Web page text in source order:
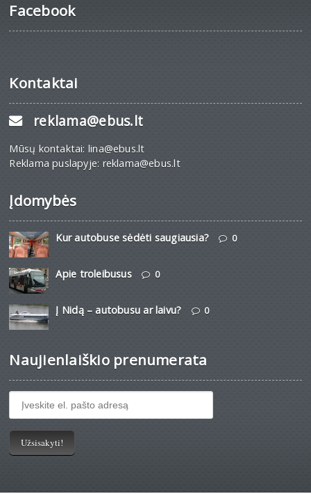
Facebook
Kontaktai
reklama@ebus.lt
Mūsų kontaktai: lina@ebus.lt
Reklama puslapyje: reklama@ebus.lt
Įdomybės
Kur autobuse sėdėti saugiausia? 0
Apie troleibusus 0
Į Nidą – autobusu ar laivu? 0
Naujienlaiškio prenumerata